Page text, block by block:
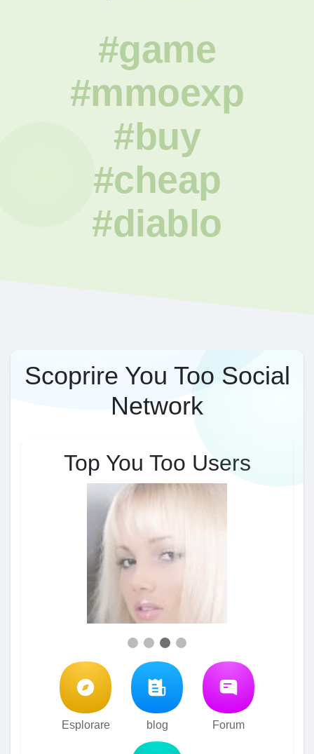
#game
#mmoexp
#buy
#cheap
#diablo
Scoprire You Too Social
Network
Top You Too Users
Esplorare blog Forum